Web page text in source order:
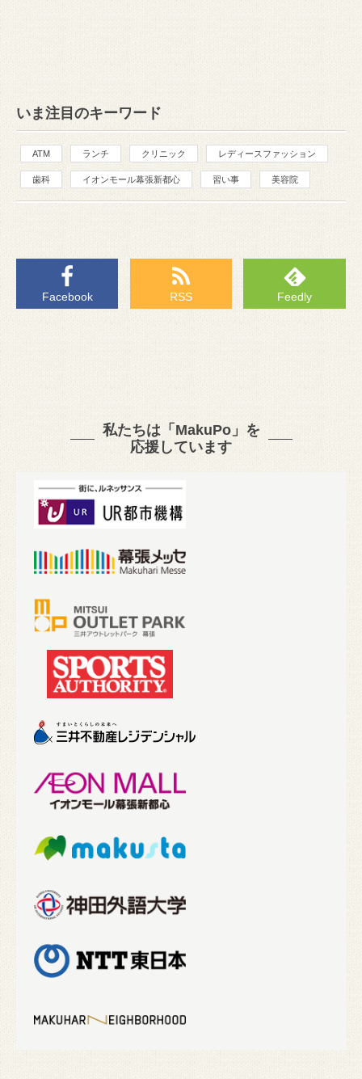
いま注目のキーワード
ATM ランチ クリニック レディースファッション
歯科 イオンモール幕張新都心 習い事 美容院
Facebook RSS Feedly
私たちは「MakuPo」を
応援しています